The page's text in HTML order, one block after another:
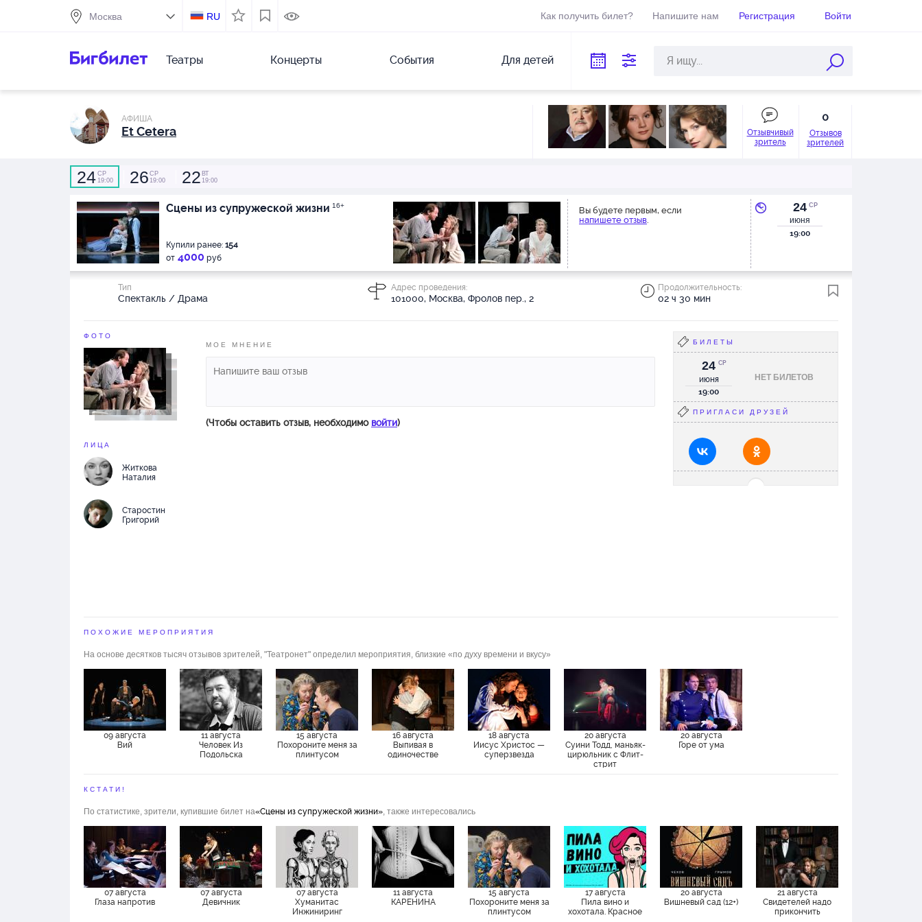
RU Как получить билет? Напишите нам Регистрация Войти
Театры Концерты События Для детей
АФИША
Et Cetera
Отзывчивый
зритель
0
Отзывов
зрителей
24 СР
19:00
26 СР
19:00
22 ВТ
19:00
Сцены из супружеской жизни 16+
Купили ранее: 154
от 4000 руб
Вы будете первым, если
напишете отзыв.
24 СР
июня
19:00
Тип
Спектакль / Драма
Адрес проведения:
101000, Москва, Фролов пер., 2
Продолжительность:
02 ч 30 мин
ФОТО
ЛИЦА
Житкова
Наталия
Старостин
Григорий
МОЕ МНЕНИЕ
(Чтобы оставить отзыв, необходимо войти)
БИЛЕТЫ
НЕТ БИЛЕТОВ
24
июня
СР
19:00
ПРИГЛАСИ ДРУЗЕЙ
ПОХОЖИЕ МЕРОПРИЯТИЯ
На основе десятков тысяч отзывов зрителей, "Театронет" определил мероприятия, близкие «по духу времени и вкусу»
09 августа
Вий
11 августа
Человек Из
Подольска
15 августа
Похороните меня за
плинтусом
16 августа
Выпивая в
одиночестве
18 августа
Иисус Христос —
суперзвезда
20 августа
Суини Тодд, маньяк-
цирюльник с Флит-
стрит
20 августа
Горе от ума
КСТАТИ!
По статистике, зрители, купившие билет на«Сцены из супружеской жизни», также интересовались
07 августа
Глаза напротив
07 августа
Девичник
07 августа
Хуманитас
Инжиниринг
11 августа
КАРЕНИНА
15 августа
Похороните меня за
плинтусом
17 августа
Пила вино и
хохотала. Красное
20 августа
Вишневый сад (12+)
21 августа
Свидетелей надо
прикончить